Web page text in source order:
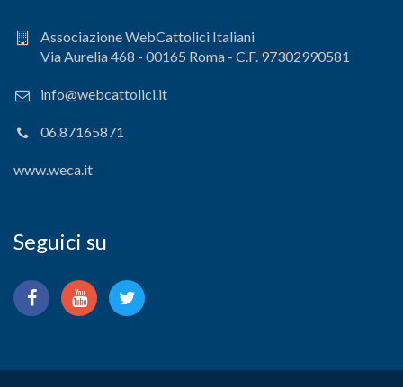
Associazione WebCattolici Italiani
Via Aurelia 468 - 00165 Roma - C.F. 97302990581
info@webcattolici.it
06.87165871
www.weca.it
Seguici su